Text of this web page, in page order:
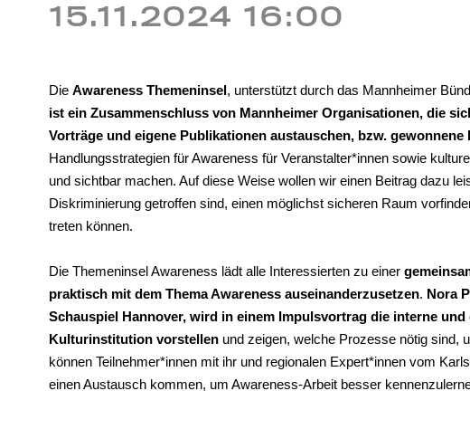
15.11.2024 16:00
Die Awareness Themeninsel, unterstützt durch das Mannheimer
ist ein Zusammenschluss von Mannheimer Organisationen, die
Vorträge und eigene Publikationen austauschen, bzw.
Handlungsstrategien für Awareness für Veranstalter*innen sowie
und sichtbar machen. Auf diese Weise wollen wir einen Beitrag dazu
Diskriminierung getroffen sind, einen möglichst sicheren Raum
treten können.
Die Themeninsel Awareness lädt alle Interessierten zu einer
praktisch mit dem Thema Awareness auseinanderzusetzen. Nora
Schauspiel Hannover, wird in einem Impulsvortrag die interne
Kulturinstitution vorstellen und zeigen, welche Prozesse nötig sind,
können Teilnehmer*innen mit ihr und regionalen Expert*innen vom
einen Austausch kommen, um Awareness-Arbeit besser